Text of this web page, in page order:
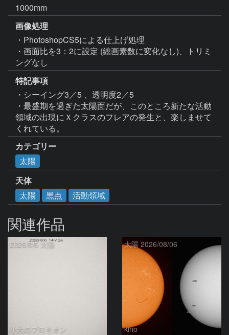
1000mm
画像処理
・PhotoshopCS5による仕上げ処理
・画面比を3：2に設定 (総画素数に変化なし)、トリミ
ングなし
特記事項
・シーイング3／5 、透明度2／5
・最盛期を過ぎた太陽面だが、このところ新たな活動
領域の出現にＸクラスのフレアの発生と、楽しませて
くれている。
カテゴリー
太陽
天体
太陽
黒点 活動領域
関連作品
2026/8/6 太陽
小犬のプロキオン
太陽 2026/08/06
kino